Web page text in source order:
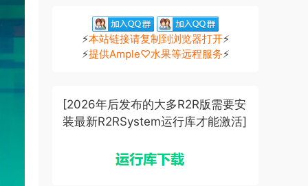
⚡本站链接请复制到浏览器打开⚡
⚡提供Ample♡水果等远程服务⚡
[2026年后发布的大多R2R版需要安
装最新R2RSystem运行库才能激活]